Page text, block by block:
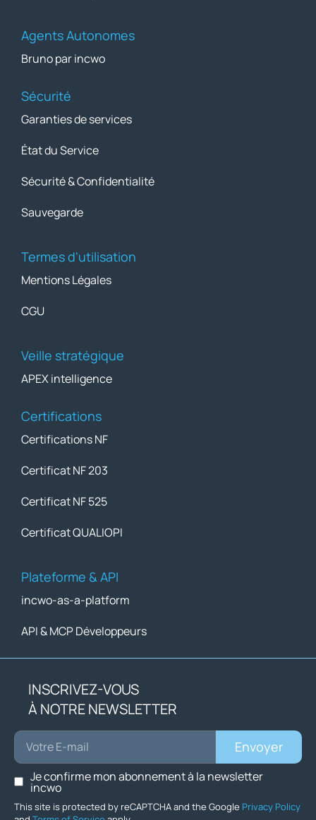
Agents Autonomes
Bruno par incwo
Sécurité
Garanties de services
État du Service
Sécurité & Confidentialité
Sauvegarde
Termes d'utilisation
Mentions Légales
CGU
Veille stratégique
APEX intelligence
Certifications
Certifications NF
Certificat NF 203
Certificat NF 525
Certificat QUALIOPI
Plateforme & API
incwo-as-a-platform
API & MCP Développeurs
INSCRIVEZ-VOUS
À NOTRE NEWSLETTER
This site is protected by reCAPTCHA and the Google Privacy Policy
Je confirme mon abonnement à la newsletter
incwo
Envoyer